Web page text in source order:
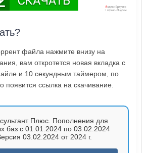
файла нажмите внизу на
вам откротется новая вкладка с
и 10 секундным таймером, по
появится ссылка на скачивание.
Плюс. Пополнения для
баз с 01.01.2024 по 03.02.2024
03.02.2024 от 2024 г.